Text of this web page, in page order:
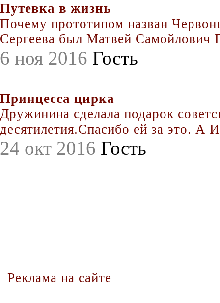
Путевка в жизнь
Почему прототипом назван
Сергеева был Матвей Самойлович
6 ноя 2016 Гость
Принцесса цирка
Дружинина сделала подарок
десятилетия.Спасибо ей за это. А
24 окт 2016 Гость
Реклама на сайте